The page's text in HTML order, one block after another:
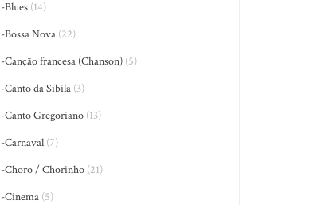
-Blues (14)
-Bossa Nova (22)
-Canção francesa (Chanson) (5)
-Canto da Sibila (3)
-Canto Gregoriano (13)
-Carnaval (7)
-Choro / Chorinho (21)
-Cinema (5)